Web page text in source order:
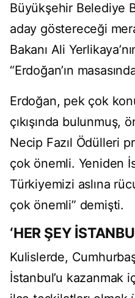
Büyükşehir Belediye
aday göstereceği
Bakanı Ali
“Erdoğan’ın
Erdoğan, pek çok
çıkışında bulunmuş,
Necip Fazıl Ödülleri
çok önemli. Yeniden
Türkiyemizi aslına
çok önemli” demişti.
‘HER ŞEY
Kulislerde,
İstanbul’u kazanmak